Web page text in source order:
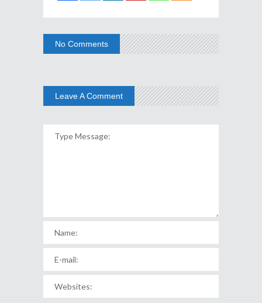
No Comments
Leave A Comment